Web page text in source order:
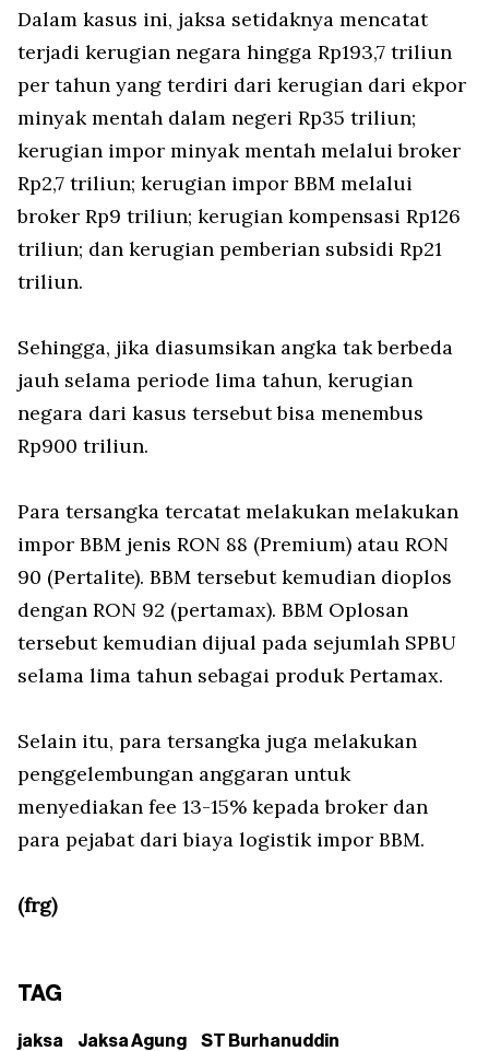
Dalam kasus ini, jaksa setidaknya mencatat
terjadi kerugian negara hingga Rp193,7 triliun
per tahun yang terdiri dari kerugian dari ekpor
minyak mentah dalam negeri Rp35 triliun;
kerugian impor minyak mentah melalui broker
Rp2,7 triliun; kerugian impor BBM melalui
broker Rp9 triliun; kerugian kompensasi Rp126
triliun; dan kerugian pemberian subsidi Rp21
triliun.
Sehingga, jika diasumsikan angka tak berbeda
jauh selama periode lima tahun, kerugian
negara dari kasus tersebut bisa menembus
Rp900 triliun.
Para tersangka tercatat melakukan melakukan
impor BBM jenis RON 88 (Premium) atau RON
90 (Pertalite). BBM tersebut kemudian dioplos
dengan RON 92 (pertamax). BBM Oplosan
tersebut kemudian dijual pada sejumlah SPBU
selama lima tahun sebagai produk Pertamax.
Selain itu, para tersangka juga melakukan
penggelembungan anggaran untuk
menyediakan fee 13-15% kepada broker dan
para pejabat dari biaya logistik impor BBM.
(frg)
TAG
jaksa Jaksa Agung ST Burhanuddin